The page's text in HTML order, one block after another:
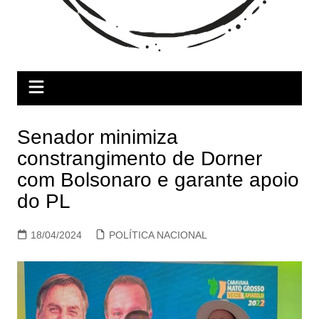
Senador minimiza
constrangimento de Dorner
com Bolsonaro e garante apoio
do PL
18/04/2024 POLÍTICA NACIONAL